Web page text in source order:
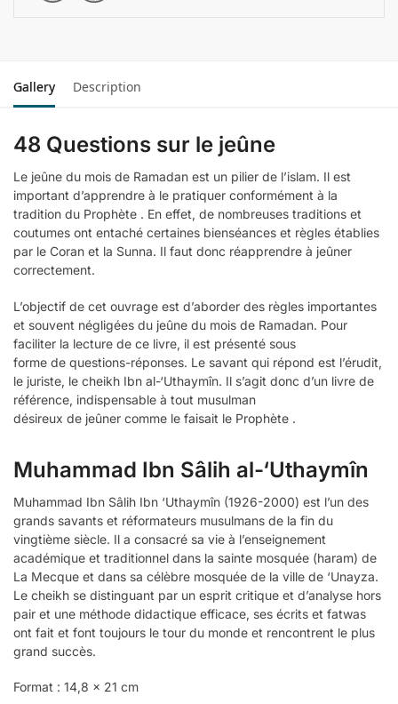
Gallery Description
48 Questions sur le jeûne
Le jeûne du mois de Ramadan est un pilier de l’islam. Il est
important d’apprendre à le pratiquer conformément à la
tradition du Prophète . En effet, de nombreuses traditions et
coutumes ont entaché certaines bienséances et règles établies
par le Coran et la Sunna. Il faut donc réapprendre à jeûner
correctement.
L’objectif de cet ouvrage est d’aborder des règles importantes
et souvent négligées du jeûne du mois de Ramadan. Pour
faciliter la lecture de ce livre, il est présenté sous
forme de questions-réponses. Le savant qui répond est l’érudit,
le juriste, le cheikh Ibn al-‘Uthaymîn. Il s’agit donc d’un livre de
référence, indispensable à tout musulman
désireux de jeûner comme le faisait le Prophète .
Muhammad Ibn Sâlih al-‘Uthaymîn
Muhammad Ibn Sâlih Ibn ‘Uthaymîn (1926-2000) est l’un des
grands savants et réformateurs musulmans de la fin du
vingtième siècle. Il a consacré sa vie à l’enseignement
académique et traditionnel dans la sainte mosquée (haram) de
La Mecque et dans sa célèbre mosquée de la ville de ‘Unayza.
Le cheikh se distinguant par un esprit critique et d’analyse hors
pair et une méthode didactique efficace, ses écrits et fatwas
ont fait et font toujours le tour du monde et rencontrent le plus
grand succès.
Format : 14,8 x 21 cm